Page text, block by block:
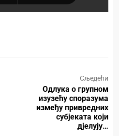
Сљедећи
Одлука о групном
изузећу споразума
између привредних
субјеката који
дјелују…